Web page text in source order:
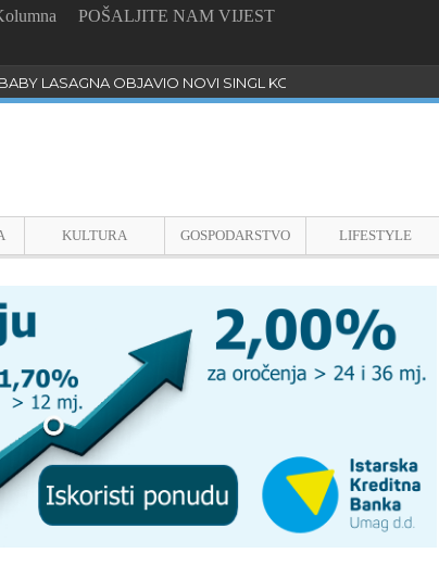
POŠALJITE NAM VIJEST
LASAGNA OBJAVIO NOVI SINGL KOJI PROGOVARA O
KULTURA GOSPODARSTVO LIFESTYLE